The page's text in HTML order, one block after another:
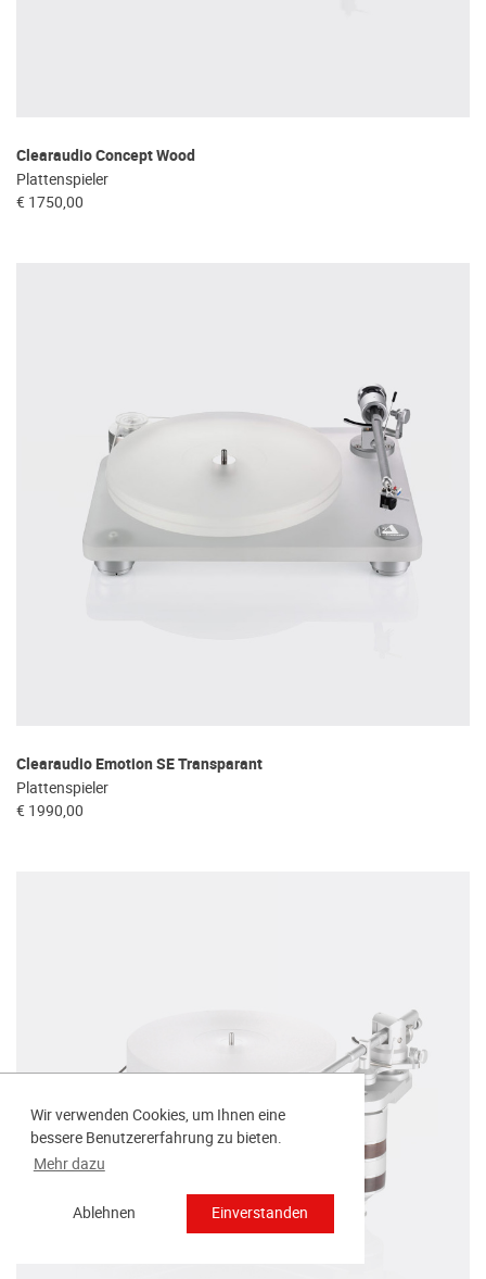
Wir verwenden Cookies, um Ihnen eine
bessere Benutzererfahrung zu bieten.
Mehr dazu
Ablehnen Einverstanden
Clearaudio Concept Wood
Plattenspieler
€ 1750,00
Clearaudio Emotion SE Transparant
Plattenspieler
€ 1990,00